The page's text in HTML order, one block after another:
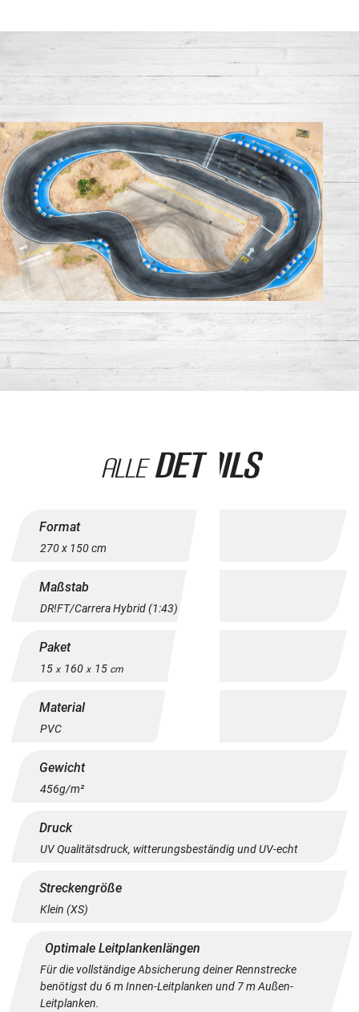
Alle Details
Format
270 x 150 cm
Maßstab
DR!FT/Carrera Hybrid (1:43)
Paket
15 x 160 x 15 cm
Material
PVC
Gewicht
456g/m²
Druck
UV Qualitätsdruck, witterungsbeständig und UV-echt
Streckengröße
Klein (XS)
Optimale Leitplankenlängen
Für die vollständige Absicherung deiner Rennstrecke
benötigst du 6 m Innen-Leitplanken und 7 m Außen-
Leitplanken.